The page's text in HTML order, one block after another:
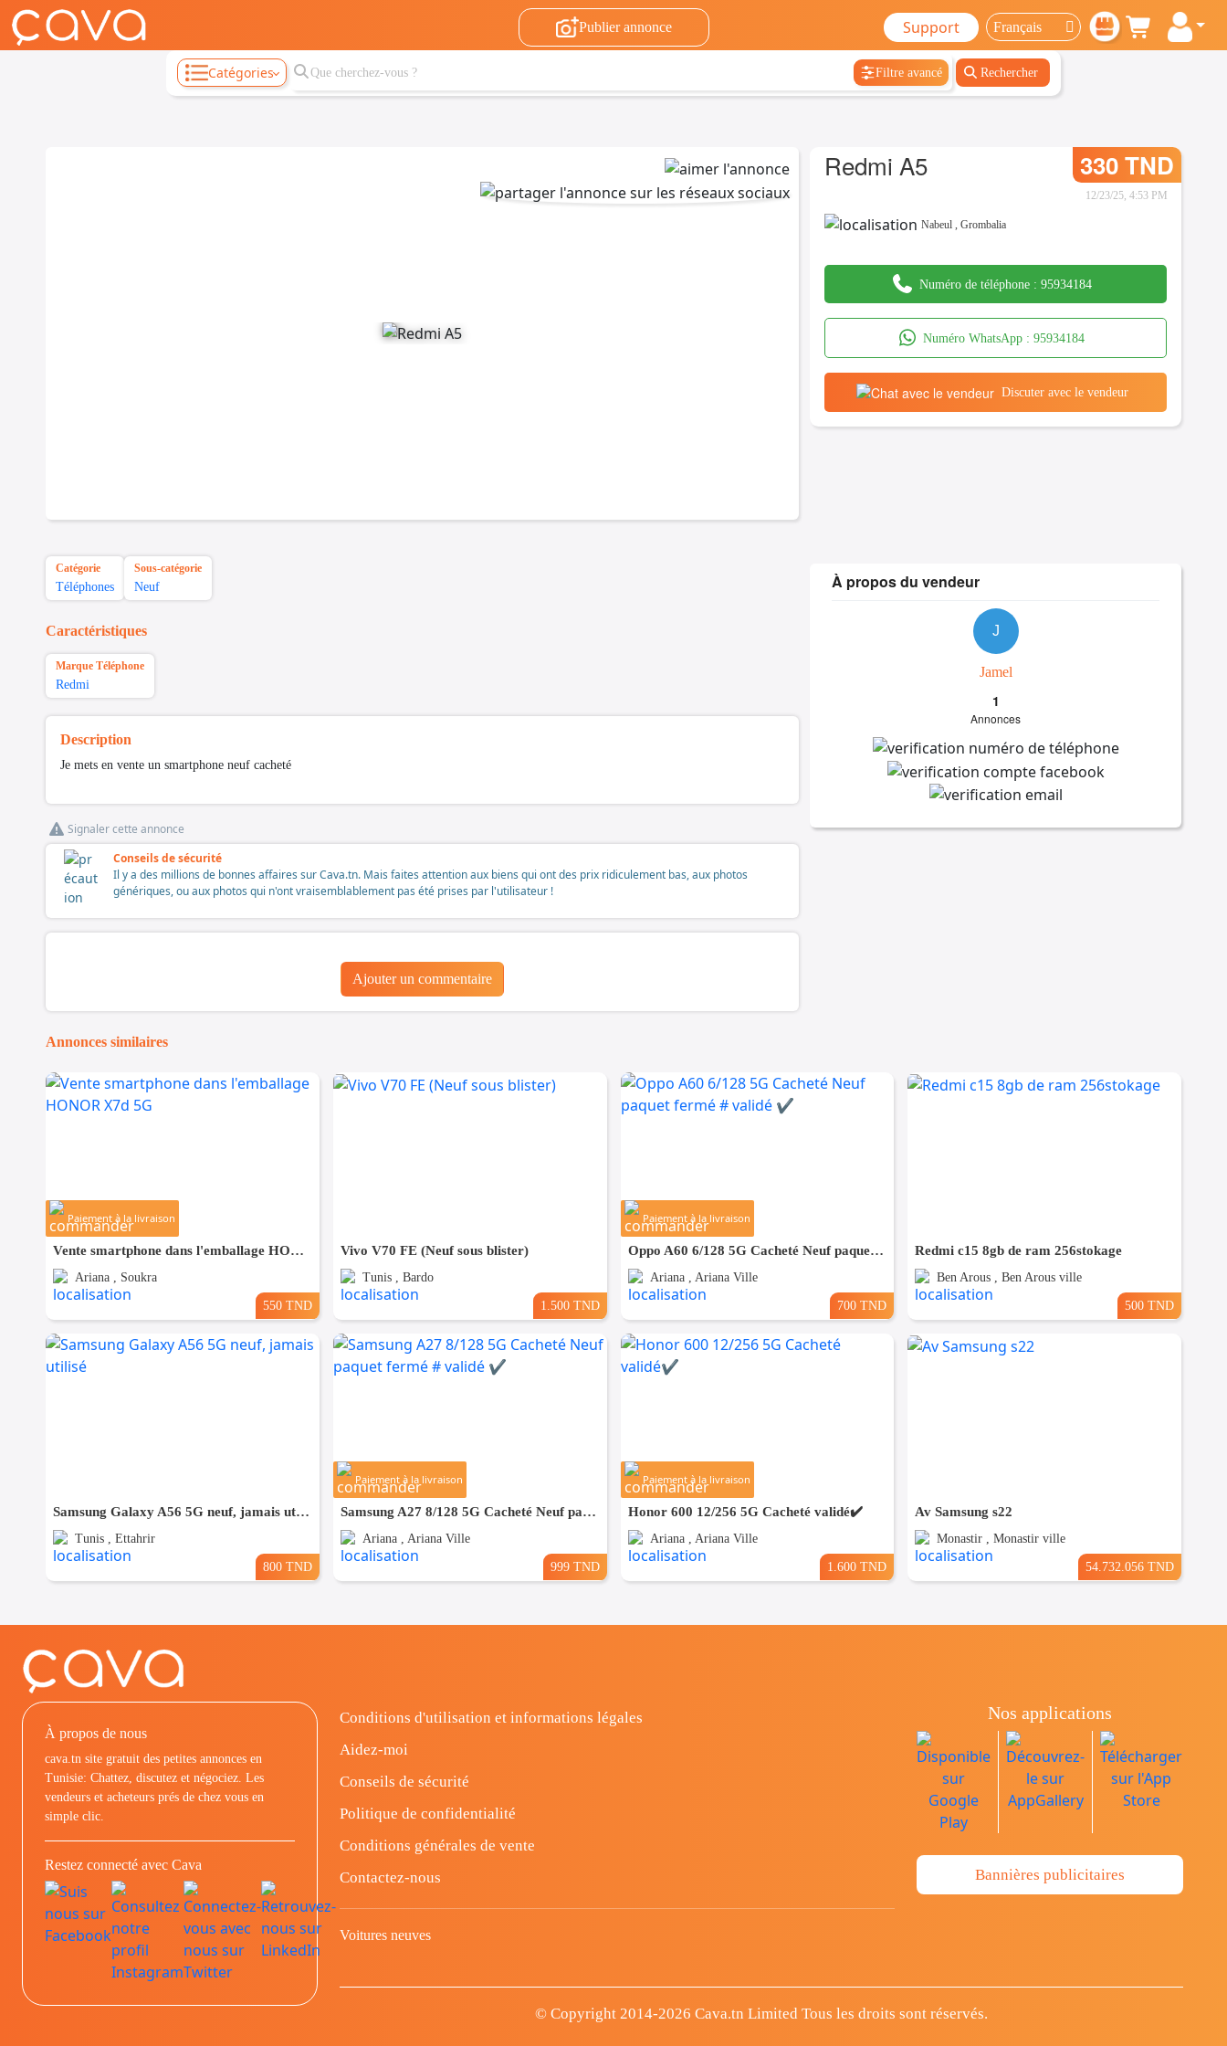
Publier annonce Support
Catégories Filtre avancé Rechercher
Redmi A5 330 TND
12/23/25, 4:53 PM
Nabeul ,Grombalia
Numéro de téléphone : 95934184
Numéro WhatsApp :95934184
Discuter avec le vendeur
Catégorie
Téléphones
Sous-catégorie
Neuf
Caractéristiques
Marque Téléphone
Redmi
Description
Je mets en vente un smartphone neuf cacheté
Signaler cette annonce
Conseils de sécurité
Il y a des millions de bonnes affaires sur Cava.tn. Mais faites attention aux biens qui ont des prix ridiculement bas, aux photos
génériques, ou aux photos qui n'ont vraisemblablement pas été prises par l'utilisateur !
Ajouter un commentaire
À propos du vendeur
J
Jamel
1
Annonces
Annonces similaires
Paiement à la livraison
Vente smartphone dans l'emballage HONOR X7d 5G
Ariana , Soukra
550 TND
Vivo V70 FE (Neuf sous blister)
Tunis , Bardo
1.500 TND
Paiement à la livraison
Oppo A60 6/128 5G Cacheté Neuf paquet fermé # validé ✔️
Ariana , Ariana Ville
700 TND
Redmi c15 8gb de ram 256stokage
Ben Arous , Ben Arous ville
500 TND
Samsung Galaxy A56 5G neuf, jamais utilisé
Tunis , Ettahrir
800 TND
Paiement à la livraison
Samsung A27 8/128 5G Cacheté Neuf paquet fermé # validé ✔️
Ariana , Ariana Ville
999 TND
Paiement à la livraison
Honor 600 12/256 5G Cacheté validé✔️
Ariana , Ariana Ville
1.600 TND
Av Samsung s22
Monastir , Monastir ville
54.732.056 TND
À propos de nous
cava.tn site gratuit des petites annonces en
Tunisie: Chattez, discutez et négociez. Les
vendeurs et acheteurs prés de chez vous en
simple clic.
Restez connecté avec Cava
Conditions d'utilisation et informations légales
Aidez-moi
Conseils de sécurité
Politique de confidentialité
Conditions générales de vente
Contactez-nous
Voitures neuves
Nos applications
Bannières publicitaires
© Copyright 2014-2026 Cava.tn Limited Tous les droits sont réservés.